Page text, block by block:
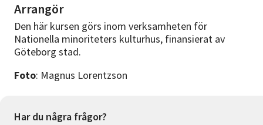
Arrangör
Den här kursen görs inom verksamheten för
Nationella minoriteters kulturhus, finansierat av
Göteborg stad.
Foto: Magnus Lorentzson
Har du några frågor?